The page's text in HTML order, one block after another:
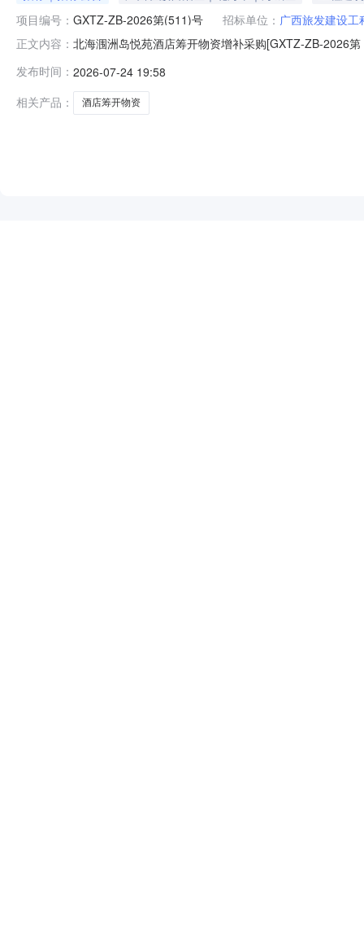
项目编号： GXTZ-ZB-2026第(511)号 招标单位： 广西旅发建设
正文内容： 北海涠洲岛悦苑酒店筹开物资增补采购[GXTZ-ZB-2026
海涠洲岛悦苑酒店筹开物资增补采购。（二）项目编号
海投资发展有限公司
发布时间： 2026-07-24 19:58
相关产品：
酒店筹开物资